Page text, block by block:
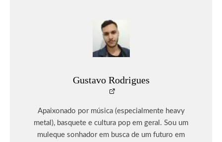
Gustavo Rodrigues
Apaixonado por música (especialmente heavy
metal), basquete e cultura pop em geral. Sou um
muleque sonhador em busca de um futuro em